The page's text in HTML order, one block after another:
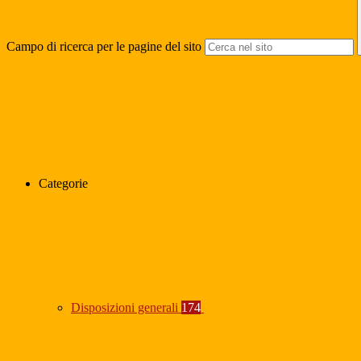
Campo di ricerca per le pagine del sito
Categorie
Disposizioni generali 174